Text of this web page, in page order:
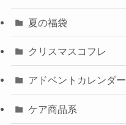
夏の福袋
クリスマスコフレ
アドベントカレンダー
ケア商品系